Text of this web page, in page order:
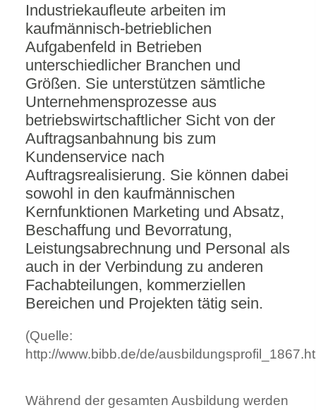
Industriekaufleute arbeiten im
kaufmännisch-betrieblichen
Aufgabenfeld in Betrieben
unterschiedlicher Branchen und
Größen. Sie unterstützen sämtliche
Unternehmensprozesse aus
betriebswirtschaftlicher Sicht von der
Auftragsanbahnung bis zum
Kundenservice nach
Auftragsrealisierung. Sie können dabei
sowohl in den kaufmännischen
Kernfunktionen Marketing und Absatz,
Beschaffung und Bevorratung,
Leistungsabrechnung und Personal als
auch in der Verbindung zu anderen
Fachabteilungen, kommerziellen
Bereichen und Projekten tätig sein.
(Quelle:
http://www.bibb.de/de/
Während der gesamten Ausbildung werden